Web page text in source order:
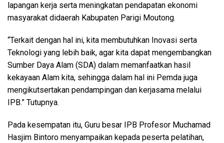
lapangan kerja serta meningkatan pendapatan ekonomi
masyarakat didaerah Kabupaten Parigi Moutong.
“Terkait dengan hal ini, kita membutuhkan Inovasi serta
Teknologi yang lebih baik, agar kita dapat mengembangkan
Sumber Daya Alam (SDA) dalam memanfaatkan hasil
kekayaan Alam kita, sehingga dalam hal ini Pemda juga
mengikutsertakan pendampingan dan kerjasama melalui
IPB.” Tutupnya.
Pada kesempatan itu, Guru besar IPB Profesor Muchamad
Hasjim Bintoro menyampaikan kepada peserta pelatihan,